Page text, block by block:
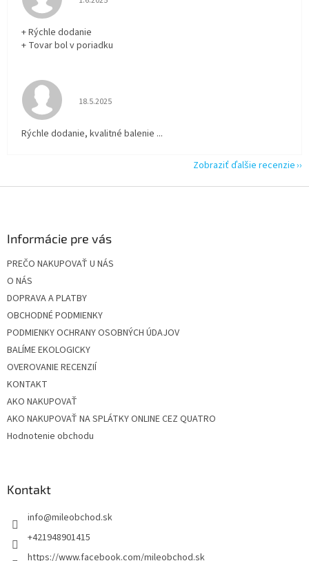
+ Rýchle dodanie
+ Tovar bol v poriadku
Hodnotenie obchodu je 5 z 5 hviezdičiek.
18.5.2025
Rýchle dodanie, kvalitné balenie ...
Zobraziť ďalšie recenzie
Informácie pre vás
PREČO NAKUPOVAŤ U NÁS
O NÁS
DOPRAVA A PLATBY
OBCHODNÉ PODMIENKY
PODMIENKY OCHRANY OSOBNÝCH ÚDAJOV
BALÍME EKOLOGICKY
OVEROVANIE RECENZIÍ
KONTAKT
AKO NAKUPOVAŤ
AKO NAKUPOVAŤ NA SPLÁTKY ONLINE CEZ QUATRO
Hodnotenie obchodu
Kontakt
info@mileobchod.sk
+421948901415
https://www.facebook.com/mileobchod.sk